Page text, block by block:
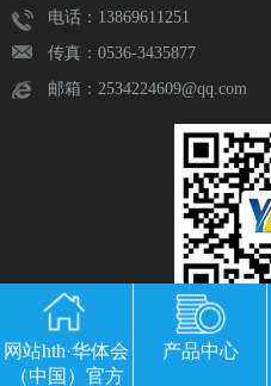
电话：13869611251
传真：0536-3435877
邮箱：2534224609@qq.com
网站hth·华体会
（中国）官方
产品中心